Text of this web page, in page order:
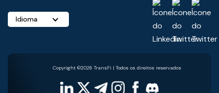
Idioma
Copyright ©2026 TransFi | Todos os direitos reservados